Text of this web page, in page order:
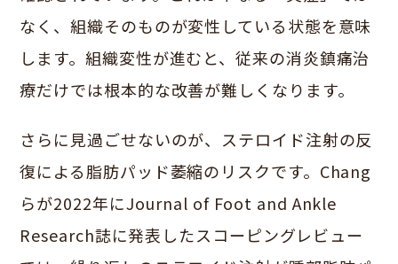
なく、組織そのものが変性している状態を意味
します。組織変性が進むと、従来の消炎鎮痛治
療だけでは根本的な改善が難しくなります。
さらに見過ごせないのが、ステロイド注射の反
復による脂肪パッド萎縮のリスクです。Chang
らが2022年にJournal of Foot and Ankle
Research誌に発表したスコーピングレビュー